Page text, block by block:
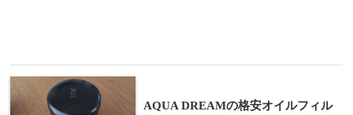
AQUA DREAMの格安オイルフィル